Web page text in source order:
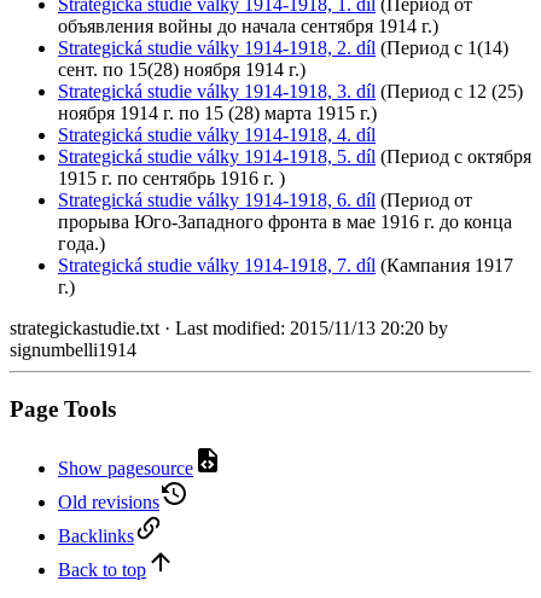
Strategická studie války 1914-1918, 1. díl (Период от
объявления войны до начала сентября 1914 г.)
Strategická studie války 1914-1918, 2. díl (Период с 1(14)
сент. по 15(28) ноября 1914 г.)
Strategická studie války 1914-1918, 3. díl (Период с 12 (25)
ноября 1914 г. по 15 (28) марта 1915 г.)
Strategická studie války 1914-1918, 4. díl
Strategická studie války 1914-1918, 5. díl (Период с октября
1915 г. по сентябрь 1916 г. )
Strategická studie války 1914-1918, 6. díl (Период от
прорыва Юго-Западного фронта в мае 1916 г. до конца
года.)
Strategická studie války 1914-1918, 7. díl (Кампания 1917
г.)
strategickastudie.txt· Last modified: 2015/11/13 20:20 by
signumbelli1914
Page Tools
Show pagesource
Old revisions
Backlinks
Back to top